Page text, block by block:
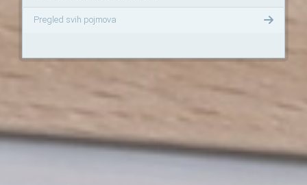
Pregled svih pojmova